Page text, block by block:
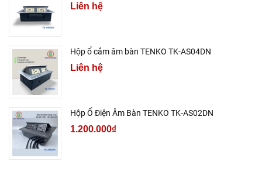
Liên hệ
Hộp ổ cắm âm bàn TENKO TK-AS04DN
Liên hệ
Hộp Ổ Điện Âm Bàn TENKO TK-AS02DN
1.200.000₫